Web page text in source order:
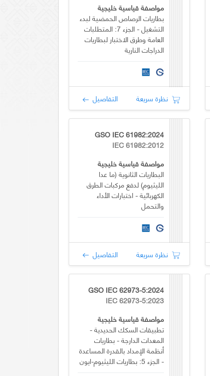
مواصفة قياسية خليجية
بطاريات الرصاص الحمضية لبدء
التشغيل - الجزء 7: المتطلبات
العامة وطرق الاختبار لبطاريات
الدراجات النارية
نظرة سريعة التفاصيل
GSO IEC 61982:2024
IEC 61982:2012
مواصفة قياسية خليجية
البطاريات الثانوية (ما عدا
الليثيوم) لدفع مركبات الطرق
الكهربائية - اختبارات الأداء
والتحمل
نظرة سريعة التفاصيل
GSO IEC 62973-5:2024
IEC 62973-5:2023
مواصفة قياسية خليجية
تطبيقات السكك الحديدية -
المعدات الدارجة - بطاريات
أنظمة الإمداد بالقدرة المساعدة
- الجزء 5: بطاريات الليثيوم-ايون